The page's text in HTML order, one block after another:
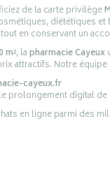
de la carte privilège
diététiques
en conservant un
m², lapharmacie Cayeux
attractifs. Notre
cayeux.fr
prolongement digital de
en ligne parmi des